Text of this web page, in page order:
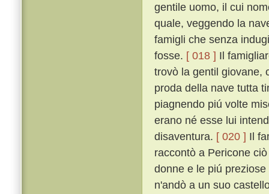
gentile uomo, il cui
quale, veggendo la
famigli che senza
fosse. [ 018 ] Il
trovò la gentil giovane,
proda della nave tutta
piagnendo piú volte
erano né esse lui
disaventura. [ 020 ] Il
raccontò a Pericone
donne e le piú
n'andò a un suo